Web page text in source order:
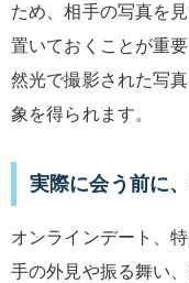
ため、相手の写真を
置いておくことが重
然光で撮影された写
象を得られます。
実際に会う前に
オンラインデート、
手の外見や振る舞い